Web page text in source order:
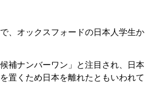
、オックスフォードの日本人学生か
補ナンバーワン」と注目され、日本
置くため日本を離れたともいわれて